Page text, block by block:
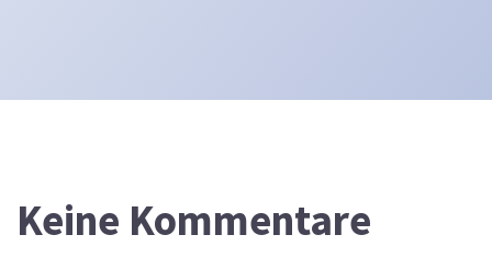
Keine Kommentare